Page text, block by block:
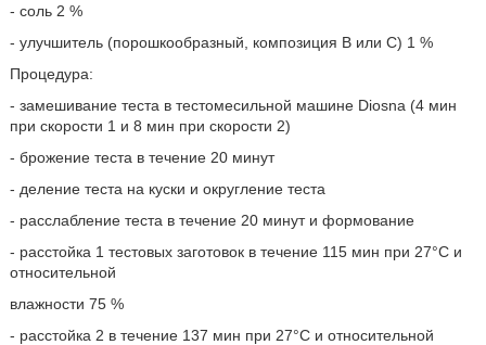
- соль 2 %
- улучшитель (порошкообразный, композиция В или С) 1 %
Процедура:
- замешивание теста в тестомесильной машине Diosna (4 мин
при скорости 1 и 8 мин при скорости 2)
- брожение теста в течение 20 минут
- деление теста на куски и округление теста
- расслабление теста в течение 20 минут и формование
- расстойка 1 тестовых заготовок в течение 115 мин при 27°C и
относительной
влажности 75 %
- расстойка 2 в течение 137 мин при 27°C и относительной